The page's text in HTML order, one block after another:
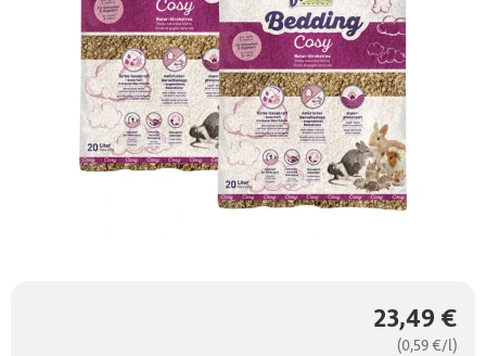
23,49 €
(0,59 €/l)